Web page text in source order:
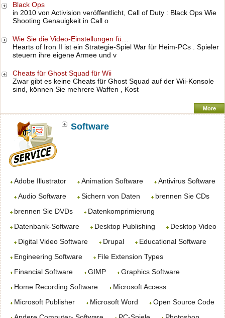
Black Ops
in 2010 von Activision veröffentlicht, Call of Duty : Black Ops Wie
Shooting Genauigkeit in Call o
Wie Sie die Video-Einstellungen fü…
Hearts of Iron II ist ein Strategie-Spiel War für Heim-PCs . Spieler
steuern ihre eigene Armee und v
Cheats für Ghost Squad für Wii
Zwar gibt es keine Cheats für Ghost Squad auf der Wii-Konsole
sind, können Sie mehrere Waffen , Kost
More
Software
Adobe Illustrator Animation Software
Antivirus Software
Audio Software
Sichern von Daten
brennen Sie CDs
brennen Sie DVDs
Datenkomprimierung
Datenbank-Software
Desktop Publishing
Desktop Video
Digital Video Software
Drupal
Educational Software
Engineering Software
File Extension Types
Financial Software
GIMP
Graphics Software
Home Recording Software
Microsoft Access
Microsoft Publisher
Microsoft Word
Open Source Code